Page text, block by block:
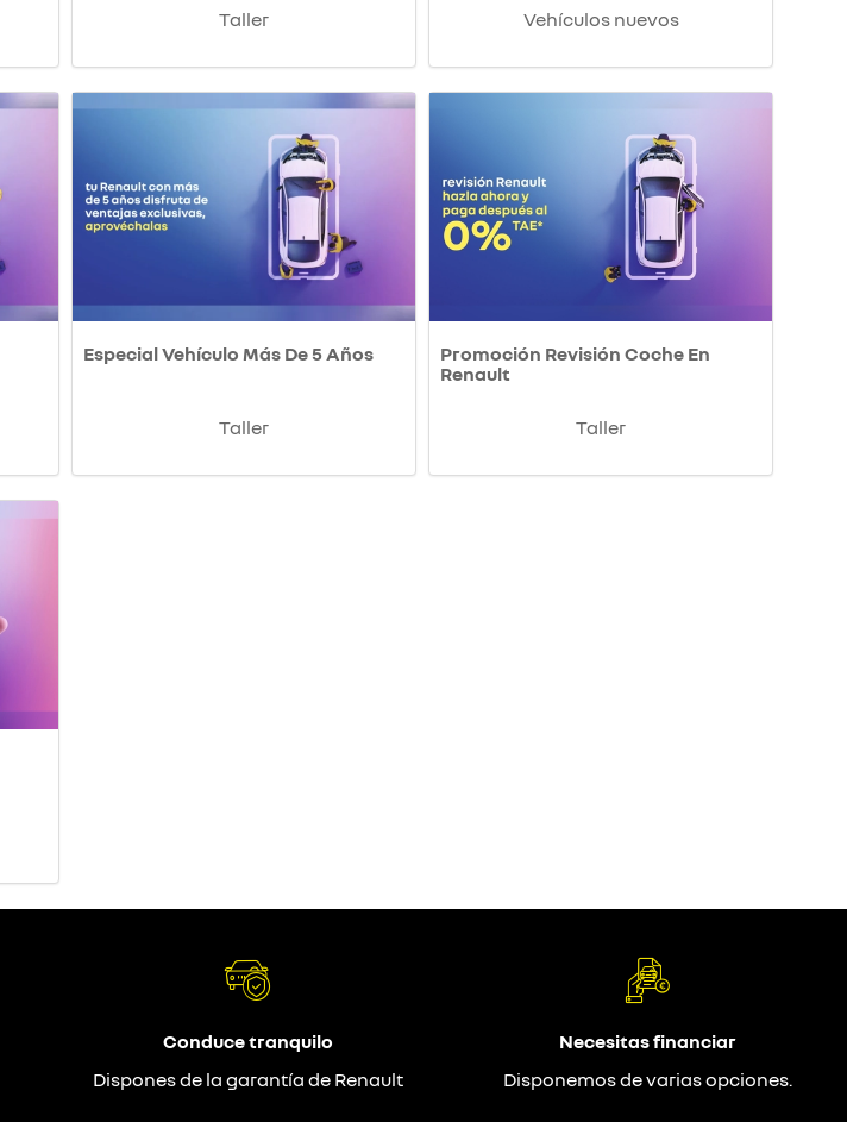
Taller Vehículos nuevos
Especial Vehículo Más De 5 Años
Taller
Promoción Revisión Coche En
Renault
Taller
Conduce tranquilo
Dispones de la garantía de Renault
Necesitas financiar
Disponemos de varias opciones.